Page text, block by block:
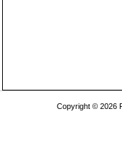
Copyright © 2026